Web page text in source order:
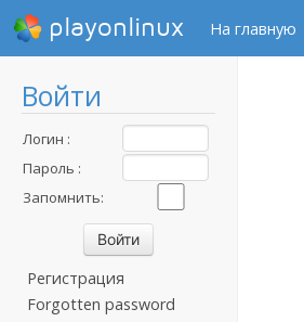
playonlinux На главную
Войти
Логин :
Пароль :
Запомнить:
Регистрация
Forgotten password